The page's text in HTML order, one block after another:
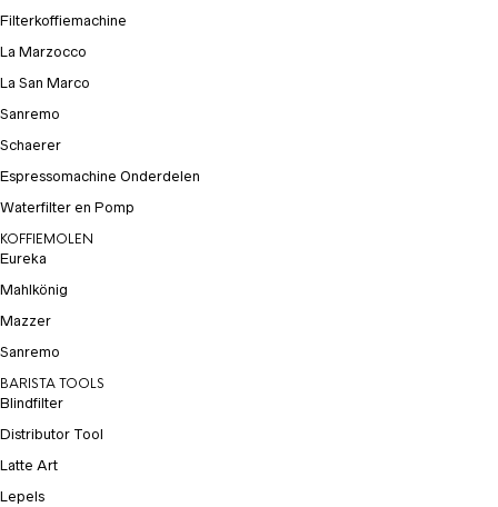
Filterkoffiemachine
La Marzocco
La San Marco
Sanremo
Schaerer
Espressomachine Onderdelen
Waterfilter en Pomp
KOFFIEMOLEN
Eureka
Mahlkönig
Mazzer
Sanremo
BARISTA TOOLS
Blindfilter
Distributor Tool
Latte Art
Lepels